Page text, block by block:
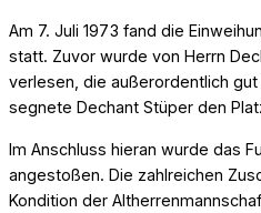
Am 7. Juli 1973 fand die
statt. Zuvor wurde von Herrn
verlesen, die außerordentlich
segnete Dechant Stüper den
Im Anschluss hieran wurde das
angestoßen. Die zahlreichen
Kondition der